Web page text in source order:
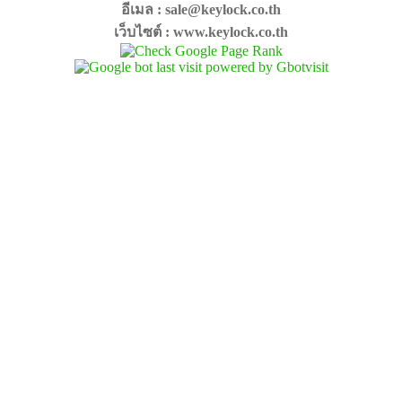
อีเมล : sale@keylock.co.th
เว็บไซต์ : www.keylock.co.th